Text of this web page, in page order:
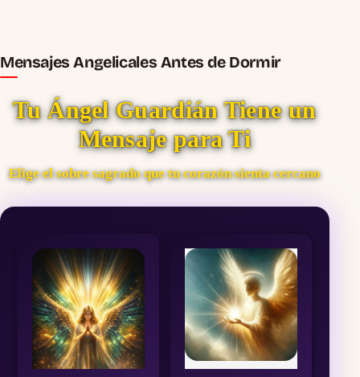
Mensajes Angelicales Antes de Dormir
Tu Ángel Guardián Tiene un
Mensaje para Ti
Elige el sobre sagrado que tu corazón sienta cercano